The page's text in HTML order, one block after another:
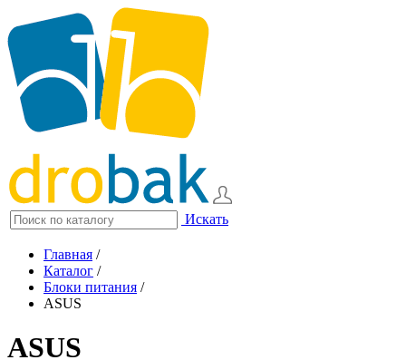
Искать
Главная /
Каталог /
Блоки питания /
ASUS
ASUS